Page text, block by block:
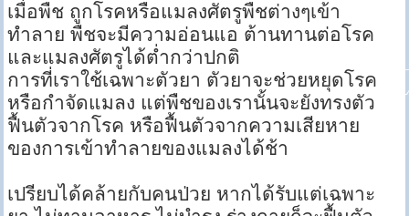
เมื่อพืช ถูกโรคหรือแมลงศัตรูพืชต่างๆเข้า
ทำลาย พืชจะมีความอ่อนแอ ต้านทานต่อโรค
และแมลงศัตรูได้ต่ำกว่าปกติ
การที่เราใช้เฉพาะตัวยา ตัวยาจะช่วยหยุดโรค
หรือกำจัดแมลง แต่พืชของเรานั้นจะยังทรงตัว
ฟื้นตัวจากโรค หรือฟื้นตัวจากความเสียหาย
ของการเข้าทำลายของแมลงได้ช้า
เปรียบได้คล้ายกับคนป่วย หากได้รับแต่เฉพาะ